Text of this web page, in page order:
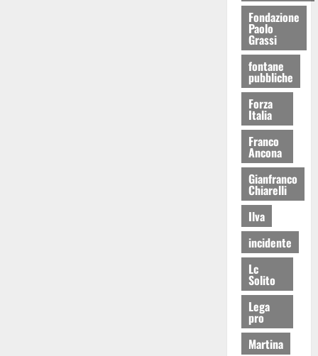
Fondazione
Paolo
Grassi
fontane
pubbliche
Forza
Italia
Franco
Ancona
Gianfranco
Chiarelli
Ilva
incidente
Lc
Solito
Lega
pro
Martina